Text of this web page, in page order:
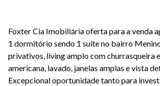
Foxter Cia Imobiliária oferta para a venda
1 dormitório sendo 1 suíte no bairro
privativos, living amplo com churrasqueira
americana, lavado, janelas amplas e vista
Excepcional oportunidade tanto para